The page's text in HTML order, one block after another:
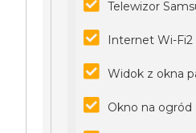
Telewizor
Internet Wi-Fi2
Widok z okna
Okno na ogród